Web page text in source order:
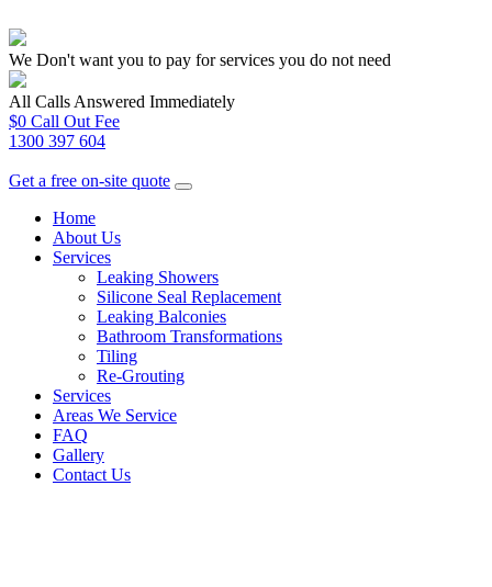
We Don't want you to pay for services you do not need
All Calls Answered Immediately
$0 Call Out Fee
1300 397 604
Get a free on-site quote
Home
About Us
Services
Leaking Showers
Silicone Seal Replacement
Leaking Balconies
Bathroom Transformations
Tiling
Re-Grouting
Services
Areas We Service
FAQ
Gallery
Contact Us